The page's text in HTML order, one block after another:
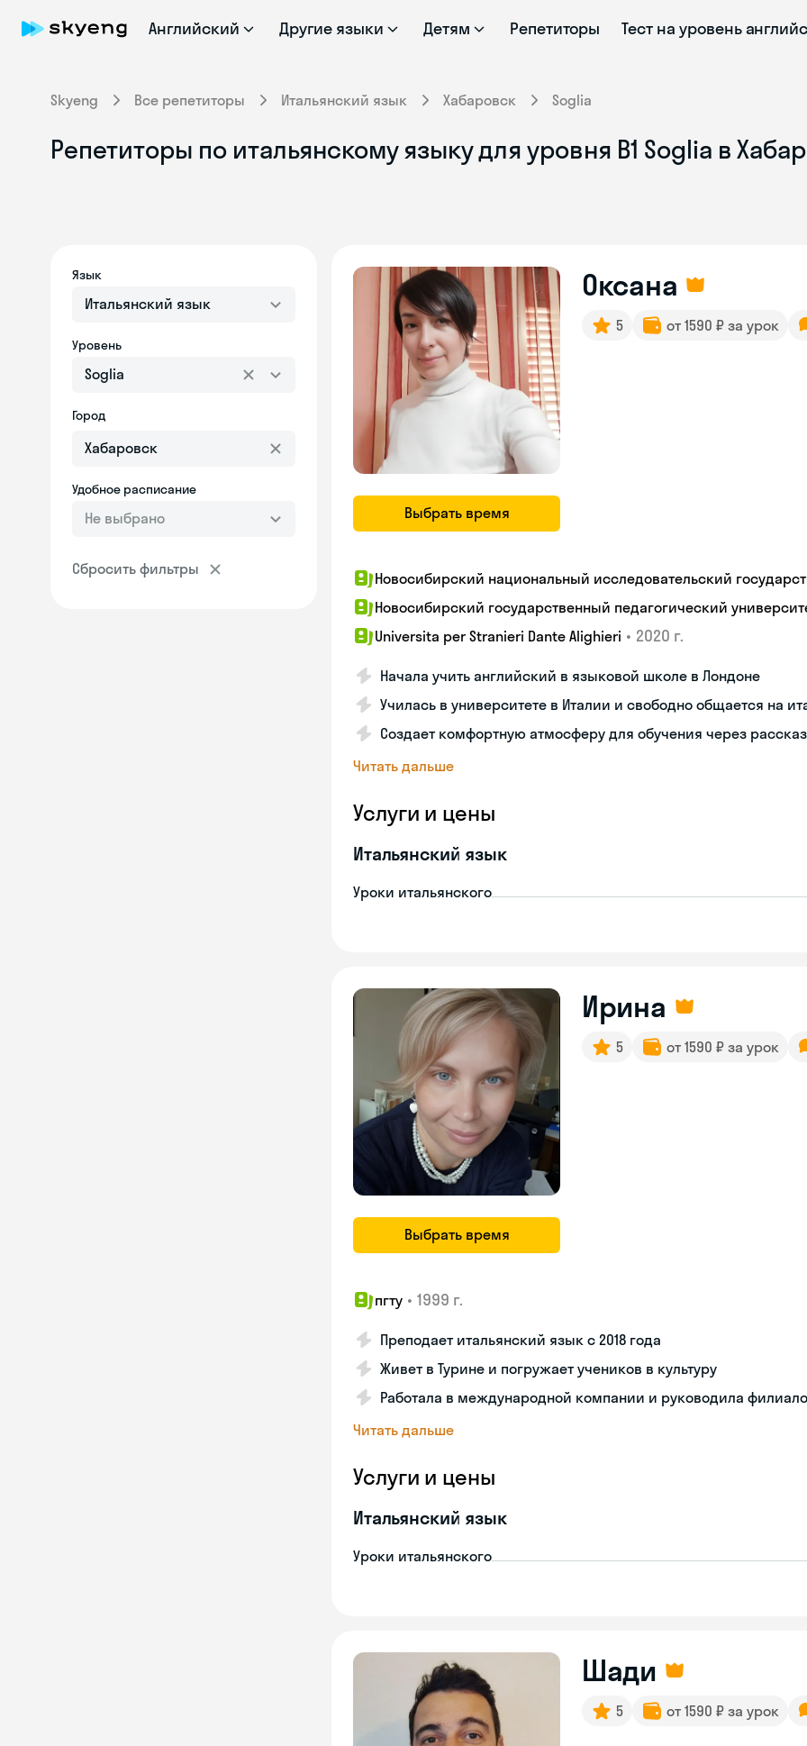
Английский Другие языки Детям Репетиторы Тест на уровень
Skyeng Все репетиторы Итальянский язык Хабаровск Soglia
Репетиторы по итальянскому языку для уровня B1 Soglia в
Язык
Итальянский язык
Уровень
Soglia
Город
Удобное расписание
Не выбрано
Сбросить фильтры
Выбрать время
Оксана
5 от 1590 ₽ за урок
Новосибирский национальный исследовательский
Новосибирский государственный педагогический
Universita per Stranieri Dante Alighieri • 2020 г.
Начала учить английский в языковой школе в Лондоне
Училась в университете в Италии и свободно общается на
Создает комфортную атмосферу для обучения через
Читать дальше
Услуги и цены
Итальянский язык
Уроки итальянского
Выбрать время
Ирина
5 от 1590 ₽ за урок
пгту • 1999 г.
Преподает итальянский язык с 2018 года
Живет в Турине и погружает учеников в культуру
Работала в международной компании и руководила
Читать дальше
Услуги и цены
Итальянский язык
Уроки итальянского
Шади
5 от 1590 ₽ за урок